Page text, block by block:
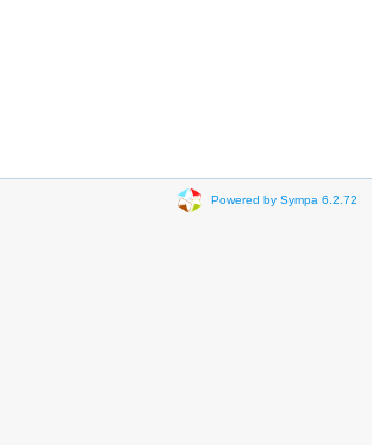
Powered by Sympa 6.2.72